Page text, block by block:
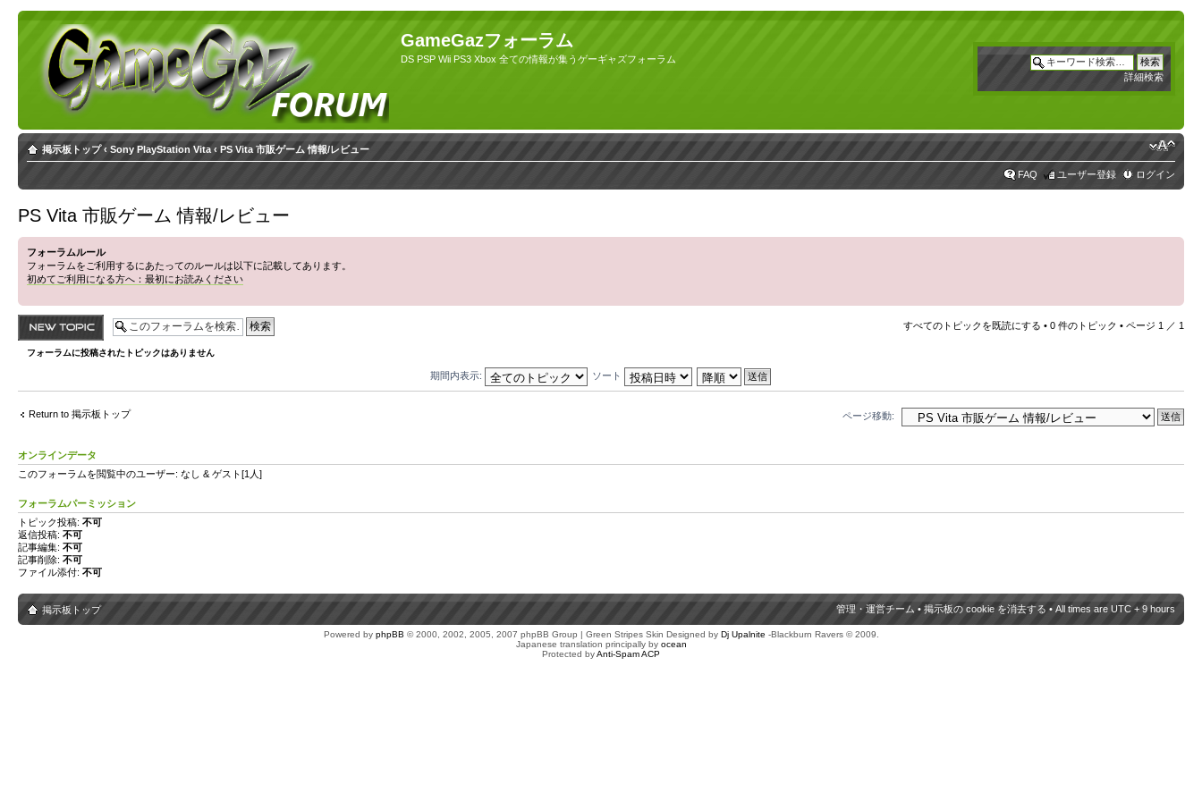
GameGazフォーラム
DS PSP Wii PS3 Xbox 全ての情報が集うゲーギャズフォーラム
詳細検索
掲示板トップ ‹ Sony PlayStation Vita ‹ PS Vita 市販ゲーム 情報/レビュー
FAQ ユーザー登録 ログイン
PS Vita 市販ゲーム 情報/レビュー
フォーラムルール
フォーラムをご利用するにあたってのルールは以下に記載してあります。
初めてご利用になる方へ：最初にお読みください
すべてのトピックを既読にする • 0 件のトピック • ページ 1 ／ 1
フォーラムに投稿されたトピックはありません
期間内表示: ソート
Return to 掲示板トップ ページ移動:
オンラインデータ
このフォーラムを閲覧中のユーザー: なし & ゲスト[1人]
フォーラムパーミッション
トピック投稿: 不可
返信投稿: 不可
記事編集: 不可
記事削除: 不可
ファイル添付: 不可
掲示板トップ 管理・運営チーム • 掲示板の cookie を消去する • All times are UTC + 9 hours
Powered by phpBB © 2000, 2002, 2005, 2007 phpBB Group | Green Stripes Skin Designed by Dj Upalnite -Blackburn Ravers © 2009.
Japanese translation principally by ocean
Protected byAnti-Spam ACP